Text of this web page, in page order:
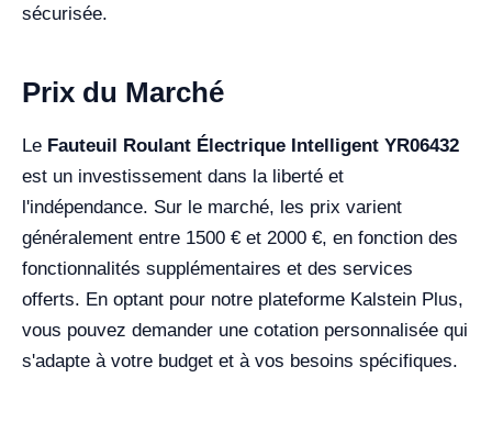
sécurisée.
Prix du Marché
Le Fauteuil Roulant Électrique Intelligent YR06432
est un investissement dans la liberté et
l'indépendance. Sur le marché, les prix varient
généralement entre 1500 € et 2000 €, en fonction des
fonctionnalités supplémentaires et des services
offerts. En optant pour notre plateforme Kalstein Plus,
vous pouvez demander une cotation personnalisée qui
s'adapte à votre budget et à vos besoins spécifiques.